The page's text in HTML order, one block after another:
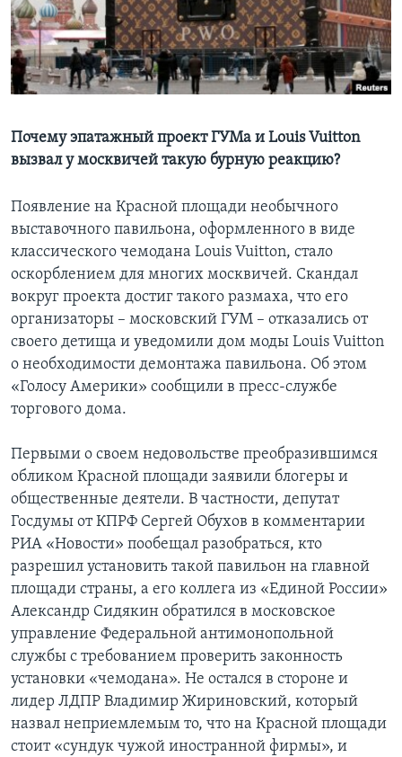
Learning English
СОЦИАЛЬНЫЕ СЕТИ
Языки
Почему эпатажный проект ГУМа и Louis Vuitton
вызвал у москвичей такую бурную реакцию?
Появление на Красной площади необычного
выставочного павильона, оформленного в виде
классического чемодана Louis Vuitton, стало
оскорблением для многих москвичей. Скандал
вокруг проекта достиг такого размаха, что его
организаторы – московский ГУМ – отказались от
своего детища и уведомили дом моды Louis Vuitton
о необходимости демонтажа павильона. Об этом
«Голосу Америки» сообщили в пресс-службе
торгового дома.
Первыми о своем недовольстве преобразившимся
обликом Красной площади заявили блогеры и
общественные деятели. В частности, депутат
Госдумы от КПРФ Сергей Обухов в комментарии
РИА «Новости» пообещал разобраться, кто
разрешил установить такой павильон на главной
площади страны, а его коллега из «Единой России»
Александр Сидякин обратился в московское
управление Федеральной антимонопольной
службы с требованием проверить законность
установки «чемодана». Не остался в стороне и
лидер ЛДПР Владимир Жириновский, который
назвал неприемлемым то, что на Красной площади
стоит «сундук чужой иностранной фирмы», и